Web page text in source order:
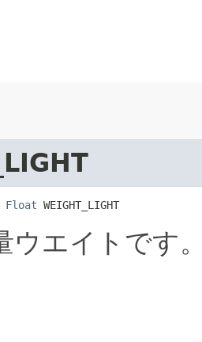
Float WEIGHT_LIGHT
ウエイトです